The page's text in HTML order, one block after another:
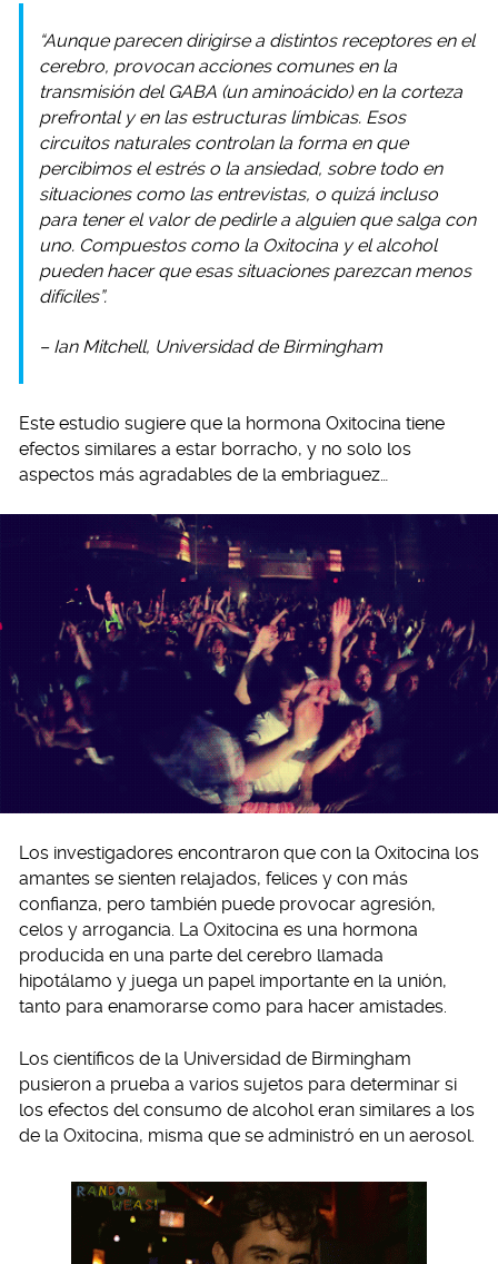
“Aunque parecen dirigirse a distintos receptores en el
cerebro, provocan acciones comunes en la
transmisión del GABA (un aminoácido) en la corteza
prefrontal y en las estructuras límbicas. Esos
circuitos naturales controlan la forma en que
percibimos el estrés o la ansiedad, sobre todo en
situaciones como las entrevistas, o quizá incluso
para tener el valor de pedirle a alguien que salga con
uno. Compuestos como la Oxitocina y el alcohol
pueden hacer que esas situaciones parezcan menos
difíciles”.
– Ian Mitchell, Universidad de Birmingham
Este estudio sugiere que la hormona Oxitocina tiene
efectos similares a estar borracho, y no solo los
aspectos más agradables de la embriaguez…
Los investigadores encontraron que con la Oxitocina los
amantes se sienten relajados, felices y con más
confianza, pero también puede provocar agresión,
celos y arrogancia. La Oxitocina es una hormona
producida en una parte del cerebro llamada
hipotálamo y juega un papel importante en la unión,
tanto para enamorarse como para hacer amistades.
Los científicos de la Universidad de Birmingham
pusieron a prueba a varios sujetos para determinar si
los efectos del consumo de alcohol eran similares a los
de la Oxitocina, misma que se administró en un aerosol.